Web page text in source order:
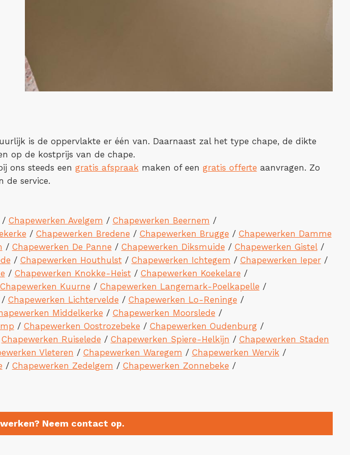
is de oppervlakte er één van. Daarnaast zal het type chape, de dikte
op de kostprijs van de chape.
ons steeds een gratis afspraak maken of een gratis offerte aanvragen. Zo
de service.
/ Chapewerken Avelgem / Chapewerken Beernem /
/ Chapewerken Bredene / Chapewerken Brugge / Chapewerken Damme
/ Chapewerken De Panne / Chapewerken Diksmuide / Chapewerken Gistel/
/ Chapewerken Houthulst/ Chapewerken Ichtegem / Chapewerken Ieper/
/ Chapewerken Knokke-Heist/ Chapewerken Koekelare /
Chapewerken Kuurne / Chapewerken Langemark-Poelkapelle /
/ Chapewerken Lichtervelde / Chapewerken Lo-Reninge /
Middelkerke / Chapewerken Moorslede /
/ Chapewerken Oostrozebeke / Chapewerken Oudenburg/
Chapewerken Ruiselede / Chapewerken Spiere-Helkijn / Chapewerken Staden
Vleteren / Chapewerken Waregem / Chapewerken Wervik /
/ Chapewerken Zedelgem / Chapewerken Zonnebeke /
Neem contact op.